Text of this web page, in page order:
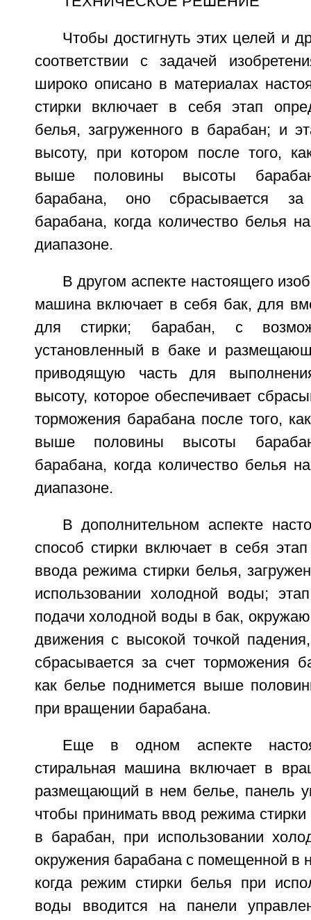
Чтобы достигнуть этих целей и
соответствии с задачей
широко описано в материалах
стирки включает в себя этап
белья, загруженного в барабан; и
высоту, при котором после того,
выше половины высоты
барабана, оно сбрасывается
барабана, когда количество белья
диапазоне.
В другом аспекте настоящего
машина включает в себя бак, для
для стирки; барабан, с
установленный в баке и
приводящую часть для
высоту, которое обеспечивает
торможения барабана после того,
выше половины высоты
барабана, когда количество белья
диапазоне.
В дополнительном аспекте
способ стирки включает в себя
ввода режима стирки белья,
использовании холодной воды;
подачи холодной воды в бак,
движения с высокой точкой
сбрасывается за счет торможения
как белье поднимется выше
при вращении барабана.
Еще в одном аспекте
стиральная машина включает в
размещающий в нем белье, панель
чтобы принимать ввод режима
в барабан, при использовании
окружения барабана с помещенной в
когда режим стирки белья при
воды вводится на панели